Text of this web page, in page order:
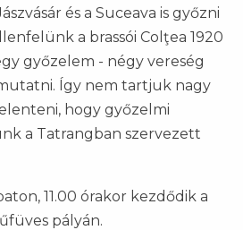
és a Suceava is győzni
a brassói Colţea 1920
győzelem - négy vereség
Így nem tartjuk nagy
hogy győzelmi
a Tatrangban szervezett
11.00 órakor kezdődik a
pályán.